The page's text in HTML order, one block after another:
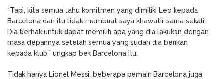
“Tapi, kita semua tahu komitmen yang dimiliki Leo kepada
Barcelona dan itu tidak membuat saya khawatir sama sekali.
Dia berhak untuk dapat memilih apa yang dia lakukan dengan
masa depannya setelah semua yang sudah dia berikan
kepada klub,” ungkap bek Barcelona itu.
Tidak hanya Lionel Messi, beberapa pemain Barcelona juga